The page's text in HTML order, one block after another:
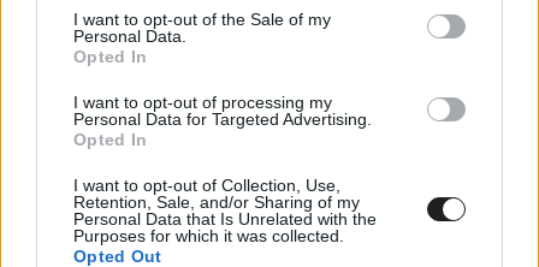
consent section.
I want to opt-out of the Sale of my
Personal Data.
Opted In
I want to opt-out of processing my
Personal Data for Targeted Advertising.
Opted In
I want to opt-out of Collection, Use,
Retention, Sale, and/or Sharing of my
Personal Data that Is Unrelated with the
Purposes for which it was collected.
Opted Out
lépkedtünk [&hellip;]